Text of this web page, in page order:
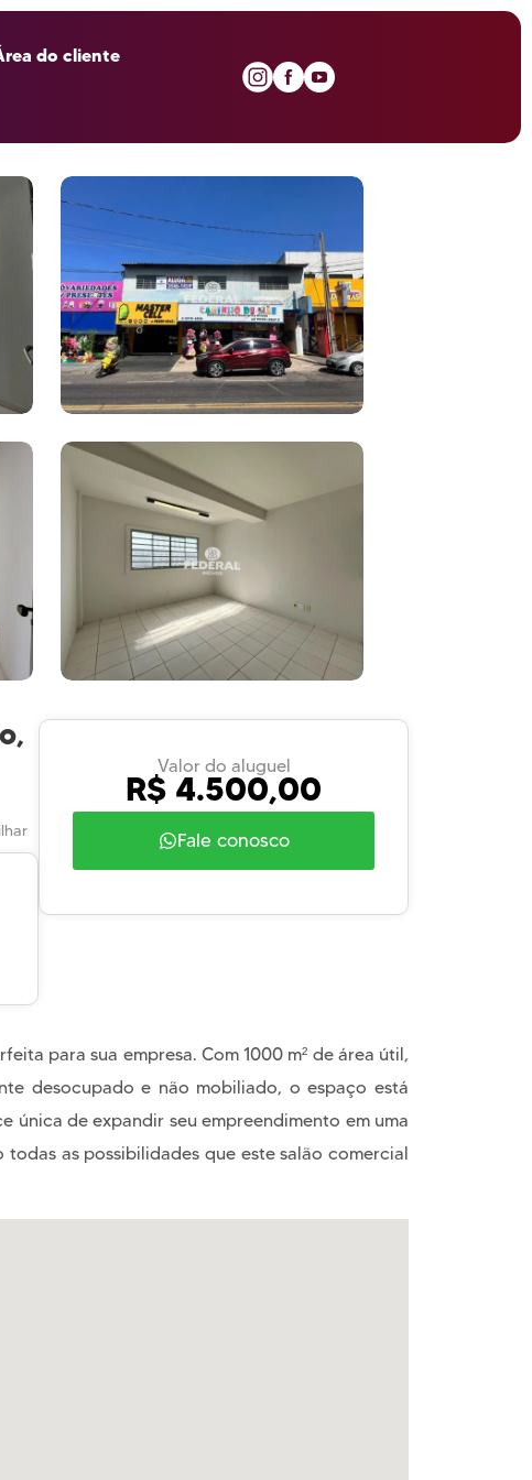
do cliente
Valor do aluguel
R$ 4.500,00
Fale conosco
para sua empresa. Com 1000 m² de área útil,
desocupado e não mobiliado, o espaço está
única de expandir seu empreendimento em uma
as possibilidades que este salão comercial